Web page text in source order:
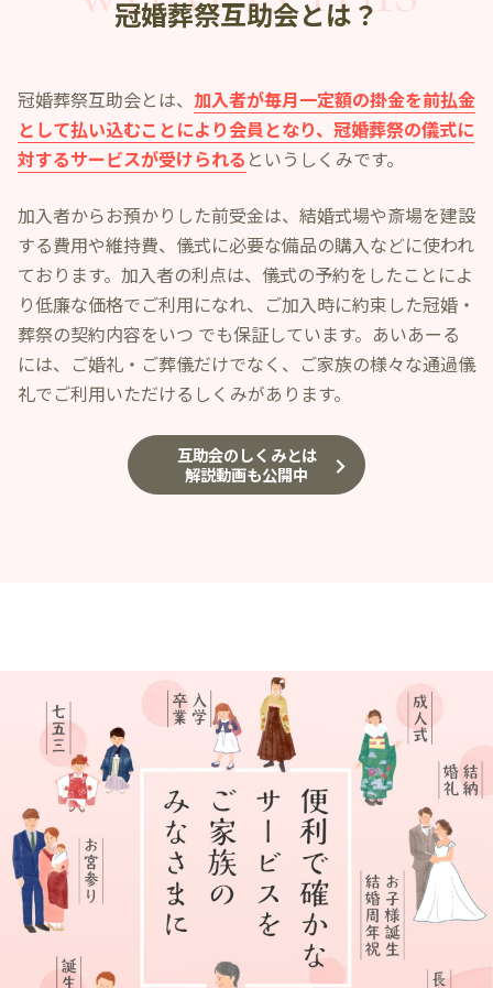
冠婚葬祭互助会とは？
冠婚葬祭互助会とは、 加入者が毎月一定額の掛金を前払金
として払い込むことにより会員となり、冠婚葬祭の儀式に
対するサービスが受けられる というしくみです。
加入者からお預かりした前受金は、結婚式場や斎場を建設
する費用や維持費、儀式に必要な備品の購入などに使われ
ております。加入者の利点は、儀式の予約をしたことによ
り低廉な価格でご利用になれ、ご加入時に約束した冠婚・
葬祭の契約内容をいつ でも保証しています。あいあーる
には、ご婚礼・ご葬儀だけでなく、ご家族の様々な通過儀
礼でご利用いただけるしくみがあります。
互助会のしくみとは
解説動画も公開中